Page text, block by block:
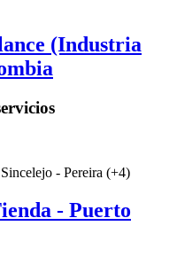
(Industria
- Pereira (+4)
- Puerto